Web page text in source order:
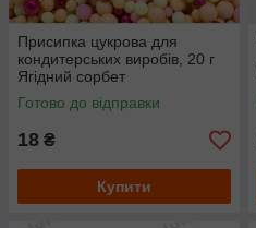
Присипка цукрова для
кондитерських виробів, 20 г
Ягідний сорбет
Готово до відправки
18 ₴
Купити